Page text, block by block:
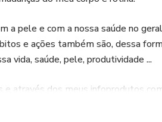
a pele e com a nossa saúde no
e ações também são, dessa
vida, saúde, pele, produtividade ...
através dos meus infoprodutos